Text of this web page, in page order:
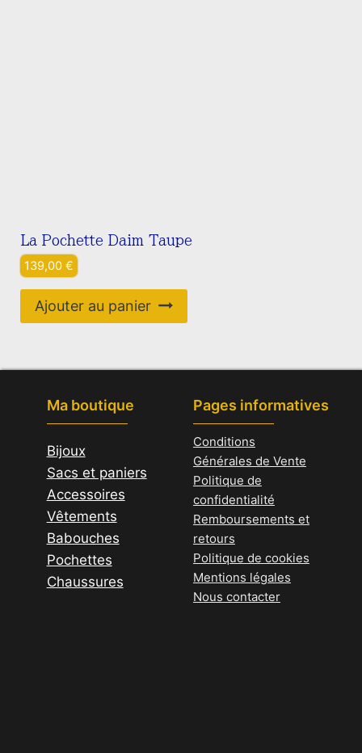
La Pochette Daim Taupe
139,00 €
Ajouter au panier
Ma boutique
Bijoux
Sacs et paniers
Accessoires
Vêtements
Babouches
Pochettes
Chaussures
Pages informatives
Conditions
Générales de Vente
Politique de
confidentialité
Remboursements et
retours
Politique de cookies
Mentions légales
Nous contacter